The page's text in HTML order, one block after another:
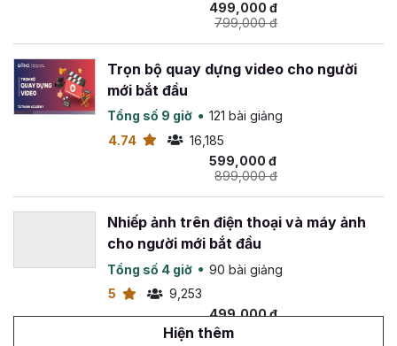
499,000 đ
799,000 đ
Trọn bộ quay dựng video cho người
mới bắt đầu
Tổng số 9 giờ
121 bài giảng
4.74
16,185
599,000 đ
899,000 đ
Nhiếp ảnh trên điện thoại và máy ảnh
cho người mới bắt đầu
Tổng số 4 giờ
90 bài giảng
5
9,253
499,000 đ
699,000 đ
Hiện thêm